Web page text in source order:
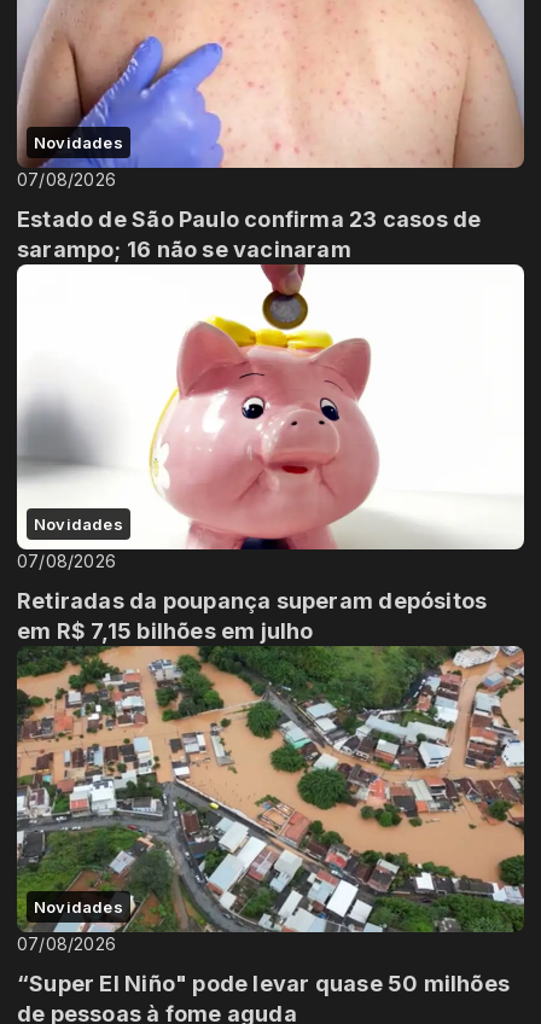
Novidades
07/08/2026
Estado de São Paulo confirma 23 casos de
sarampo; 16 não se vacinaram
Novidades
07/08/2026
Retiradas da poupança superam depósitos
em R$ 7,15 bilhões em julho
Novidades
07/08/2026
“Super El Niño" pode levar quase 50 milhões
de pessoas à fome aguda